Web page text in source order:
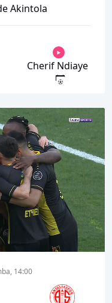
Akintola
Cherif Ndiaye
00:50
14:00